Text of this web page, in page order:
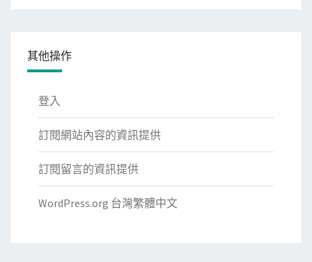
其他操作
登入
訂閱網站內容的資訊提供
訂閱留言的資訊提供
WordPress.org 台灣繁體中文